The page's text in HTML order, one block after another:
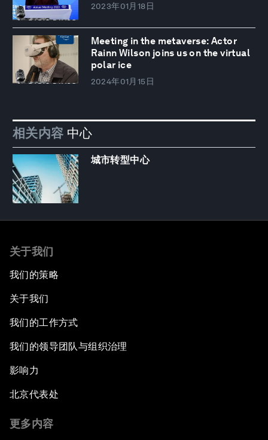
2023年01月18日
Meeting in the metaverse: Actor
Rainn Wilson joins us on the virtual
polar ice
2024年01月15日
相关内容 中心
城市转型中心
关于我们
我们的策略
关于我们
我们的工作方式
我们的领导团队与组织治理
影响力
北京代表处
更多内容